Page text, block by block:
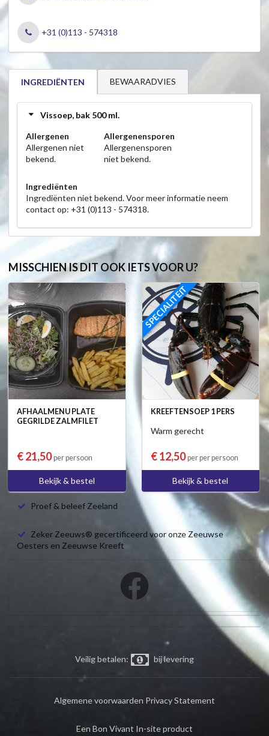
+31 (0)113 - 574318
INGREDIËNTEN BEWAARADVIES
Vissoep, bak 500 ml.
Allergenen
Allergenen niet
bekend.
Allergenensporen
Allergenensporen
niet bekend.
Ingrediënten
Ingrediënten niet bekend. Voor meer informatie neem
contact op: +31 (0)113 - 574318.
MISSCHIEN IS DIT OOK IETS VOOR U?
AFHAALMENU PLATE
GEGRILDE ZALMFILET
€ 21,50per persoon
Bekijk & bestel
SPECIALITEIT
KREEFTENSOEP 1 PERS
Warm gerecht
€ 12,50per per persoon
Bekijk & bestel
Proef & beleef Zeeland
Zeker Zeeuws® gecertificeerd voor onze Zeeuwse
Oesters en Zeeuwse Kreeft
Veilig betalen: bij levering
Algemene voorwaarden Privacy Statement
Een Bon Vivant In-site product